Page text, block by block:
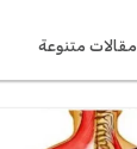
مقالات متنوعة